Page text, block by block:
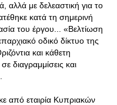
αλλά με δελεαστική για το
κατά τη σημερινή
του έργου... «Βελτίωση
οδικό δίκτυο της
και κάθετη
διαγραμμίσεις και
από εταιρία Κυπριακών